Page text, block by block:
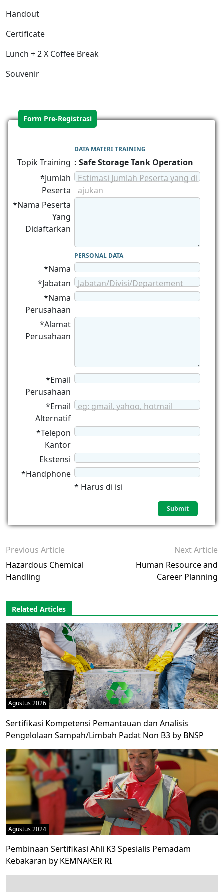
Handout
Certificate
Lunch + 2 X Coffee Break
Souvenir
Form Pre-Registrasi
DATA MATERI TRAINING
Topik Training : Safe Storage Tank Operation
*Jumlah
Peserta
Estimasi Jumlah Peserta yang di
ajukan
*Nama Peserta
Yang
Didaftarkan
PERSONAL DATA
*Nama
*Jabatan
Jabatan/Divisi/Departement
*Nama
Perusahaan
*Alamat
Perusahaan
*Email
Perusahaan
*Email
Alternatif
eg: gmail, yahoo, hotmail
*Telepon
Kantor
Ekstensi
*Handphone
* Harus di isi
Previous Article
Hazardous Chemical
Handling
Next Article
Human Resource and
Career Planning
Related Articles
Agustus 2026
Sertifikasi Kompetensi Pemantauan dan Analisis
Pengelolaan Sampah/Limbah Padat Non B3 by BNSP
Agustus 2024
Pembinaan Sertifikasi Ahli K3 Spesialis Pemadam
Kebakaran by KEMNAKER RI